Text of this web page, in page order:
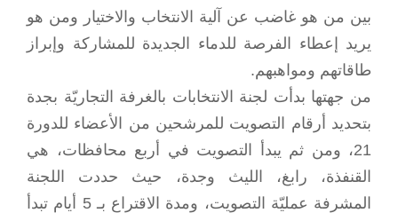
بين من هو غاضب عن آلية الانتخاب والاختيار ومن هو
يريد إعطاء الفرصة للدماء الجديدة للمشاركة وإبراز
طاقاتهم ومواهبهم.
من جهتها بدأت لجنة الانتخابات بالغرفة التجاريّة بجدة
بتحديد أرقام التصويت للمرشحين من الأعضاء للدورة
21، ومن ثم يبدأ التصويت في أربع محافظات، هي
القنفذة، رابغ، الليث وجدة، حيث حددت اللجنة
المشرفة عمليّة التصويت، ومدة الاقتراع بـ 5 أيام تبدأ